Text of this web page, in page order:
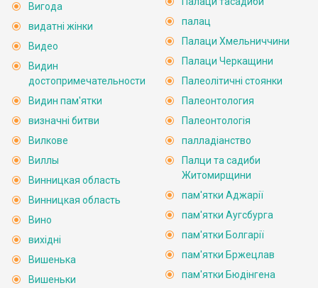
Вигода
видатні жінки
Видео
Видин
достопримечательности
Видин пам'ятки
визначні битви
Вилкове
Виллы
Винницкая область
Винницкая область
Вино
вихідні
Вишенька
Вишеньки
палац
Палаци Хмельниччини
Палаци Черкащини
Палеолітичні стоянки
Палеонтология
Палеонтологія
палладіанство
Палци та садиби
Житомирщини
пам'ятки Аджарії
пам'ятки Аугсбурга
пам'ятки Болгарії
пам'ятки Бржецлав
пам'ятки Бюдінгена